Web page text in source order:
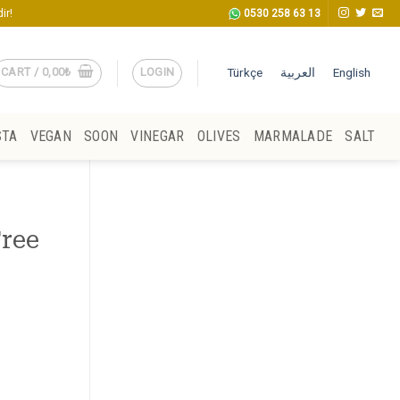
0530 258 63 13
CART / 0,00₺ LOGIN Türkçe العربية English
VEGAN SOON VINEGAR OLIVES MARMALADE SALT